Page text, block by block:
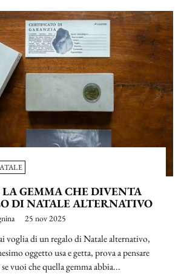
LA GEMMA CHE DIVENTA
DI NATALE ALTERNATIVO
25 nov 2025
voglia di un regalo di Natale alternativo,
oggetto usa e getta, prova a pensare
vuoi che quella gemma abbia...